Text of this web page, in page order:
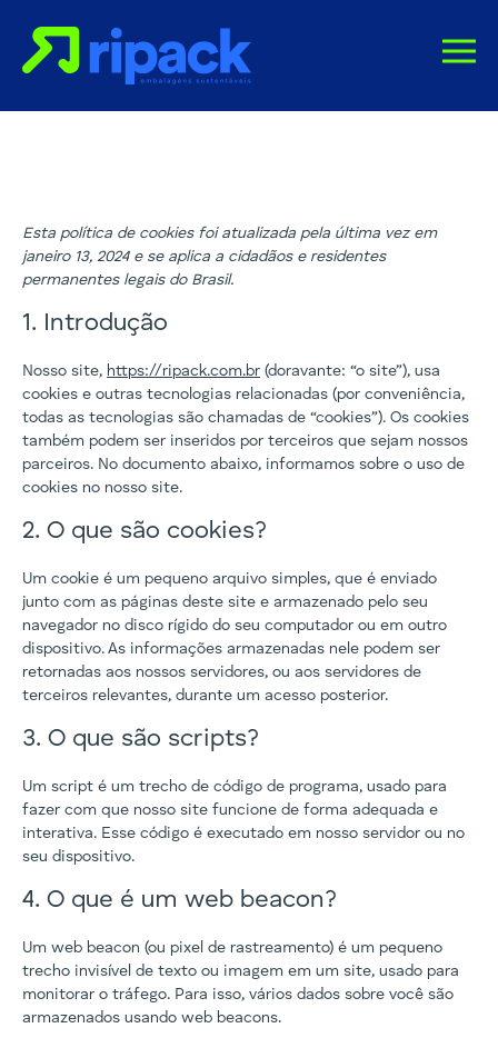
Esta política de cookies foi atualizada pela última vez em
janeiro 13, 2024 e se aplica a cidadãos e residentes
permanentes legais do Brasil.
1. Introdução
Nosso site, https://ripack.com.br (doravante: “o site”), usa
cookies e outras tecnologias relacionadas (por conveniência,
todas as tecnologias são chamadas de “cookies”). Os cookies
também podem ser inseridos por terceiros que sejam nossos
parceiros. No documento abaixo, informamos sobre o uso de
cookies no nosso site.
2. O que são cookies?
Um cookie é um pequeno arquivo simples, que é enviado
junto com as páginas deste site e armazenado pelo seu
navegador no disco rígido do seu computador ou em outro
dispositivo. As informações armazenadas nele podem ser
retornadas aos nossos servidores, ou aos servidores de
terceiros relevantes, durante um acesso posterior.
3. O que são scripts?
Um script é um trecho de código de programa, usado para
fazer com que nosso site funcione de forma adequada e
interativa. Esse código é executado em nosso servidor ou no
seu dispositivo.
4. O que é um web beacon?
Um web beacon (ou pixel de rastreamento) é um pequeno
trecho invisível de texto ou imagem em um site, usado para
monitorar o tráfego. Para isso, vários dados sobre você são
armazenados usando web beacons.